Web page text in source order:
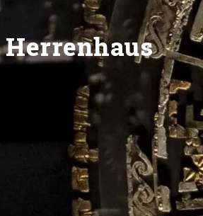
Herrenhaus